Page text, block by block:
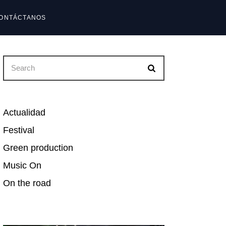
Search
for:
Actualidad
Festival
Green production
Music On
On the road